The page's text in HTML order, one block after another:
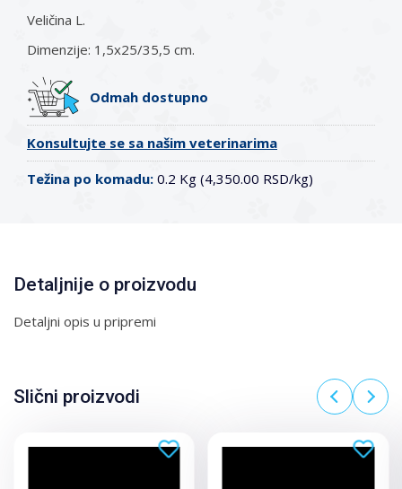
Veličina L.
Dimenzije: 1,5x25/35,5 cm.
Odmah dostupno
Konsultujte se sa našim veterinarima
Težina po komadu: 0.2 Kg (4,350.00 RSD/kg)
Detaljnije o proizvodu
Detaljni opis u pripremi
Slični proizvodi